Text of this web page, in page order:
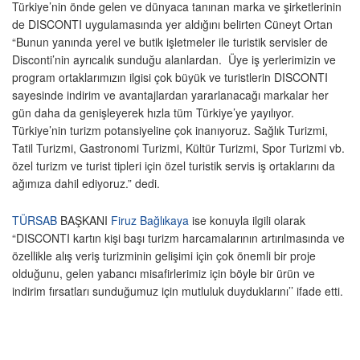
Türkiye’nin önde gelen ve dünyaca tanınan marka ve şirketlerinin
de DISCONTI uygulamasında yer aldığını belirten Cüneyt Ortan
“Bunun yanında yerel ve butik işletmeler ile turistik servisler de
Disconti’nin ayrıcalık sunduğu alanlardan. Üye iş yerlerimizin ve
program ortaklarımızın ilgisi çok büyük ve turistlerin DISCONTI
sayesinde indirim ve avantajlardan yararlanacağı markalar her
gün daha da genişleyerek hızla tüm Türkiye’ye yayılıyor.
Türkiye’nin turizm potansiyeline çok inanıyoruz. Sağlık Turizmi,
Tatil Turizmi, Gastronomi Turizmi, Kültür Turizmi, Spor Turizmi vb.
özel turizm ve turist tipleri için özel turistik servis iş ortaklarını da
ağımıza dahil ediyoruz.” dedi.
TÜRSAB BAŞKANI Firuz Bağlıkaya ise konuyla ilgili olarak
“DISCONTI kartın kişi başı turizm harcamalarının artırılmasında ve
özellikle alış veriş turizminin gelişimi için çok önemli bir proje
olduğunu, gelen yabancı misafirlerimiz için böyle bir ürün ve
indirim fırsatları sunduğumuz için mutluluk duyduklarını’’ ifade etti.